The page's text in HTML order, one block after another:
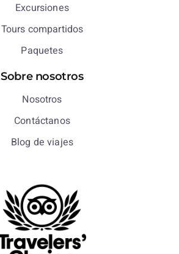
Excursiones
Tours compartidos
Paquetes
Sobre nosotros
Nosotros
Contáctanos
Blog de viajes